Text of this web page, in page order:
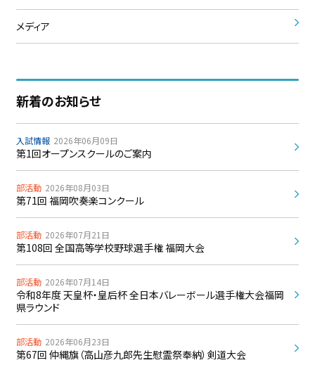
メディア
新着のお知らせ
入試情報 2026年06月09日
第1回オープンスクールのご案内
部活動 2026年08月03日
第71回 福岡吹奏楽コンクール
部活動 2026年07月21日
第108回 全国高等学校野球選手権 福岡大会
部活動 2026年07月14日
令和8年度 天皇杯・皇后杯 全日本バレーボール選手権大会福岡
県ラウンド
部活動 2026年06月23日
第67回 仲縄旗（高山彦九郎先生慰霊祭奉納）剣道大会